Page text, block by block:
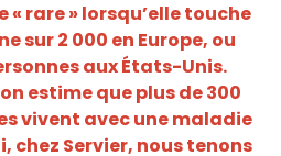
rare » lorsqu’elle touche
sur 2 000 en Europe, ou
aux États-Unis.
estime que plus de 300
vivent avec une maladie
chez Servier, nous tenons